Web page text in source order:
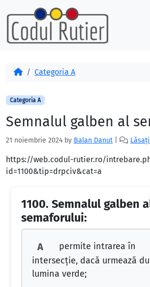
Skip to content
Skip to footer
AcasăCategoria A
Categoria A
Semnalul galben al
21 noiembrie 2024 by Balan Danut
https://web.codul-rutier.ro/
id=1100&tip=drpciv&cat=a
1100. Semnalul galben
semaforului:
A
permite intrarea în
intersecţie, dacă urmează
lumina verde;